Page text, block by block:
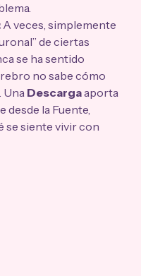
A veces, simplemente
de ciertas
se ha sentido
no sabe cómo
Una Descarga aporta
desde la Fuente,
se siente vivir con